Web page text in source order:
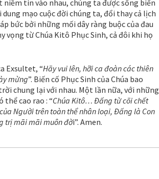
tin vào nhau, chúng ta được sống biến
mạo cuộc đời chúng ta, đổi thay cả lịch
bức bởi những mối dây ràng buộc của đau
vọng từ Chúa Kitô Phục Sinh, cả đôi khi họ
Exsultet, “Hãy vui lên, hỡi ca đoàn các thiên
mừng”. Biến cố Phục Sinh của Chúa bao
chung lại với nhau. Một lần nữa, với những
thể cao rao : “Chúa Kitô… Ðấng từ cõi chết
Người trên toàn thể nhân loại, Ðấng là Con
trị mãi mãi muôn đời”. Amen.